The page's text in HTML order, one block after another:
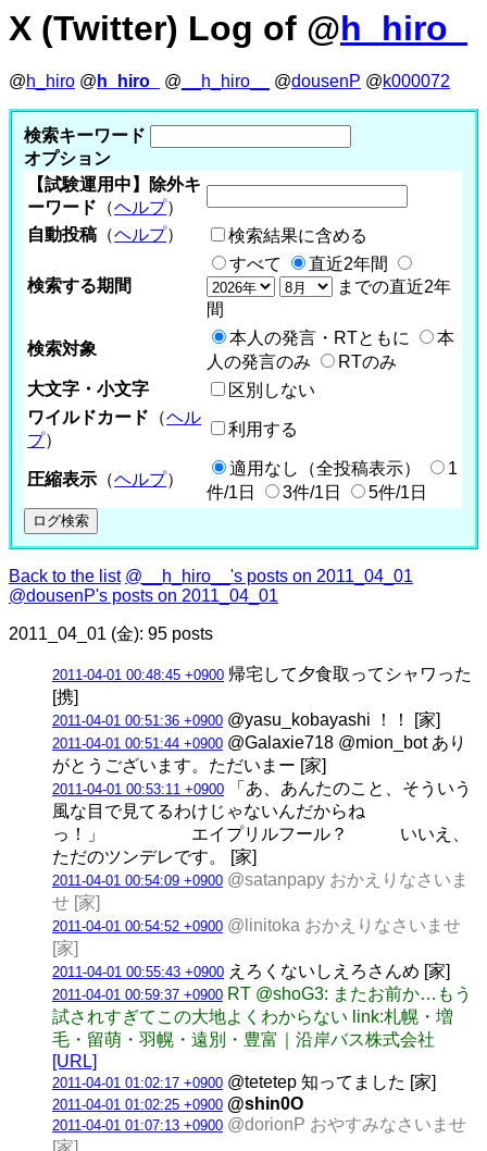
X (Twitter) Log of @h_hiro_
@h_hiro @ h_hiro_ @ __h_hiro__ @dousenP @k000072
検索キーワード
オプション
【試験運用中】除外キ
ーワード （ヘルプ）
自動投稿 （ヘルプ） 検索結果に含める
検索する期間
すべて
直近2年間
までの直近2年
間
検索対象
本人の発言・RTともに
本
人の発言のみ
RTのみ
大文字・小文字
区別しない
ワイルドカード （ヘル
プ）
利用する
圧縮表示 （ヘルプ）
適用なし（全投稿表示）
1
件/1日
3件/1日 5件/1日
Back to the list @__h_hiro__'s posts on 2011_04_01
@dousenP's posts on 2011_04_01
2011_04_01 (金): 95 posts
2011-04-01 00:48:45 +0900 帰宅して夕食取ってシャワった
[携]
2011-04-01 00:51:36 +0900 @yasu_kobayashi ！！ [家]
2011-04-01 00:51:44 +0900 @Galaxie718 @mion_bot あり
がとうございます。ただいまー [家]
2011-04-01 00:53:11 +0900 「あ、あんたのこと、そういう
風な目で見てるわけじゃないんだからね
っ！」 エイプリルフール？ いいえ、
ただのツンデレです。 [家]
2011-04-01 00:54:09 +0900 @satanpapy おかえりなさいま
せ [家]
2011-04-01 00:54:52 +0900 @linitoka おかえりなさいませ
[家]
2011-04-01 00:55:43 +0900 えろくないしえろさんめ [家]
2011-04-01 00:59:37 +0900 RT @shoG3: またお前か…もう
試されすぎてこの大地よくわからない link:札幌・増
毛・留萌・羽幌・遠別・豊富｜沿岸バス株式会社
[URL]
2011-04-01 01:02:17 +0900 @tetetep 知ってました [家]
2011-04-01 01:02:25 +0900 @shin0O
2011-04-01 01:07:13 +0900 @dorionP おやすみなさいませ
[家]